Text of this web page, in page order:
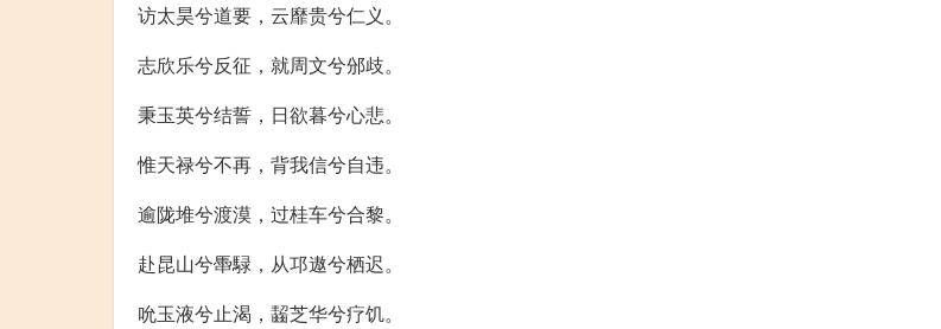
访太昊兮道要，云靡贵兮仁义。
志欣乐兮反征，就周文兮邠歧。
秉玉英兮结誓，日欲暮兮心悲。
惟天禄兮不再，背我信兮自违。
逾陇堆兮渡漠，过桂车兮合黎。
赴昆山兮馽騄，从邛遨兮栖迟。
吮玉液兮止渴，齧芝华兮疗饥。